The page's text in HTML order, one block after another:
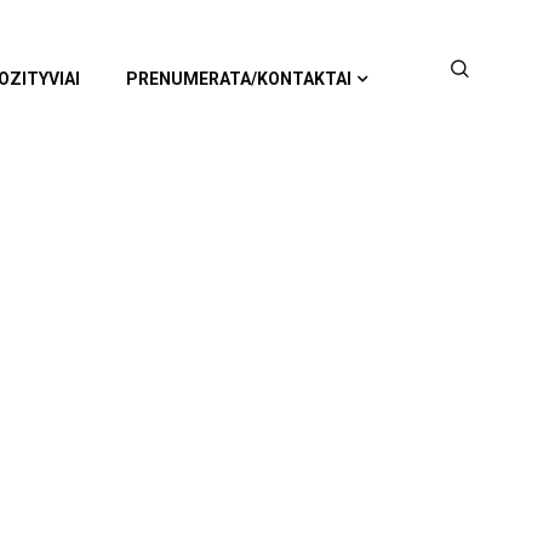
PRENUMERATA/KONTAKTAI